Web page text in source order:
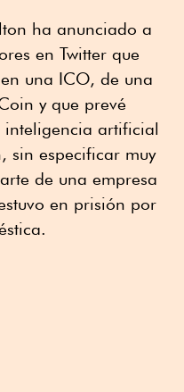
ha anunciado a
en Twitter que
una ICO, de una
y que prevé
artificial
sin especificar muy
de una empresa
en prisión por